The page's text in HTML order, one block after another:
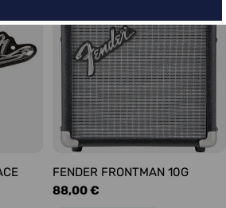
FENDER FRONTMAN 10G
Precio
88,00 €